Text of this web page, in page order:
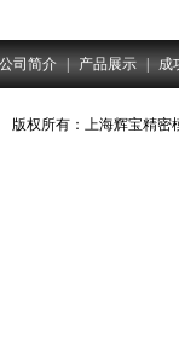
公司简介 产品展示 成
版权所有：上海辉宝精密